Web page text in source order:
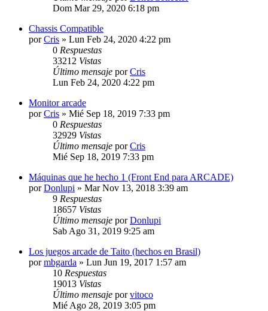
Dom Mar 29, 2020 6:18 pm
Chassis Compatible
porCris » Lun Feb 24, 2020 4:22 pm
0 Respuestas
33212 Vistas
Último mensaje porCris
Lun Feb 24, 2020 4:22 pm
Monitor arcade
porCris » Mié Sep 18, 2019 7:33 pm
0 Respuestas
32929 Vistas
Último mensaje porCris
Mié Sep 18, 2019 7:33 pm
Máquinas que he hecho 1 (Front End para ARCADE)
porDonlupi » Mar Nov 13, 2018 3:39 am
9 Respuestas
18657 Vistas
Último mensaje porDonlupi
Sab Ago 31, 2019 9:25 am
Los juegos arcade de Taito (hechos en Brasil)
pormbgarda » Lun Jun 19, 2017 1:57 am
10 Respuestas
19013 Vistas
Último mensaje porvitoco
Mié Ago 28, 2019 3:05 pm